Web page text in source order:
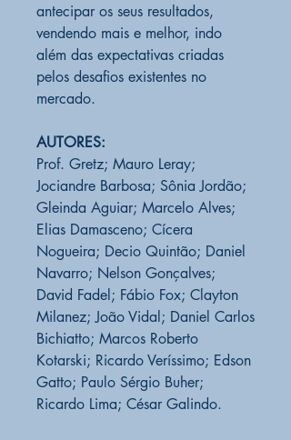
antecipar os seus resultados,
vendendo mais e melhor, indo
além das expectativas criadas
pelos desafios existentes no
mercado.
AUTORES:
Prof. Gretz; Mauro Leray;
Jociandre Barbosa; Sônia Jordão;
Gleinda Aguiar; Marcelo Alves;
Elias Damasceno; Cícera
Nogueira; Decio Quintão; Daniel
Navarro; Nelson Gonçalves;
David Fadel; Fábio Fox; Clayton
Milanez; João Vidal; Daniel Carlos
Bichiatto; Marcos Roberto
Kotarski; Ricardo Veríssimo; Edson
Gatto; Paulo Sérgio Buher;
Ricardo Lima; César Galindo.